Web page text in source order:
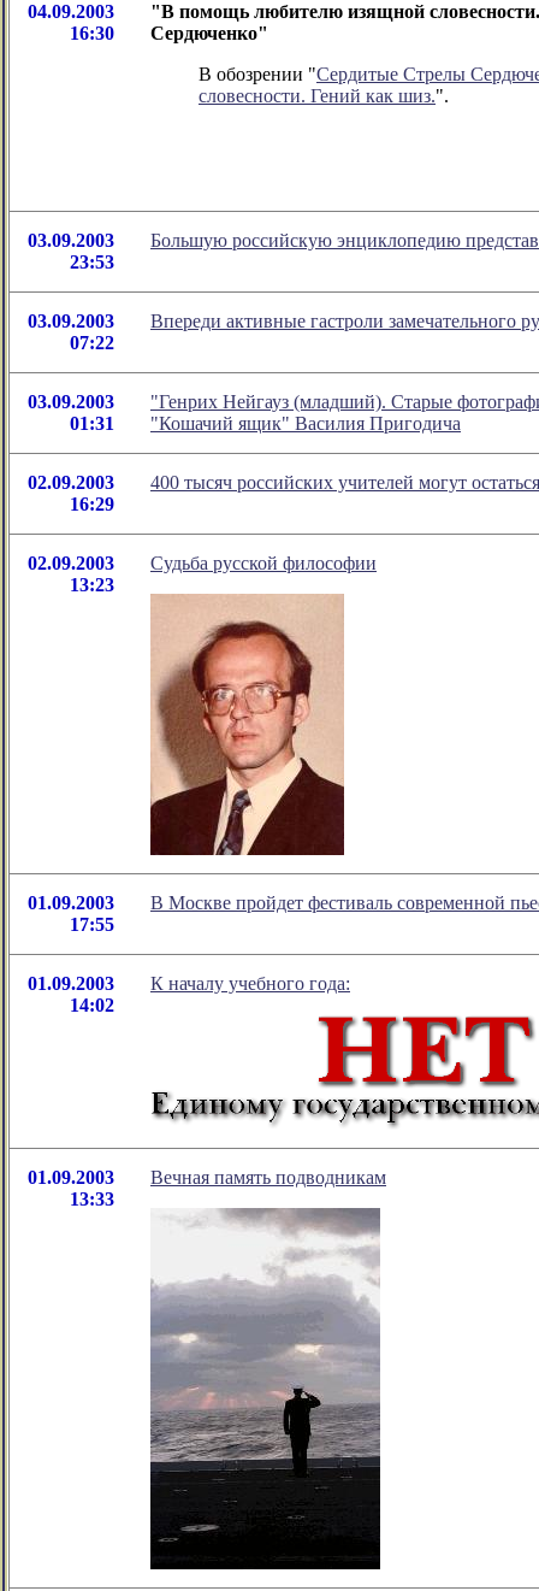
04.09.2003
16:30
"В помощь любителю изящной
Сердюченко"
В обозрении "Сердитые Стрелы
словесности. Гений как шиз.".
03.09.2003
23:53
Большую российскую энциклопедию
03.09.2003
07:22
Впереди активные гастроли
03.09.2003
01:31
"Генрих Нейгауз (младший). Старые
"Кошачий ящик" Василия Пригодича
02.09.2003
16:29
400 тысяч российских учителей могут
02.09.2003
13:23
Судьба русской философии
01.09.2003
17:55
В Москве пройдет фестиваль современной
01.09.2003
14:02
К началу учебного года:
01.09.2003
13:33
Вечная память подводникам